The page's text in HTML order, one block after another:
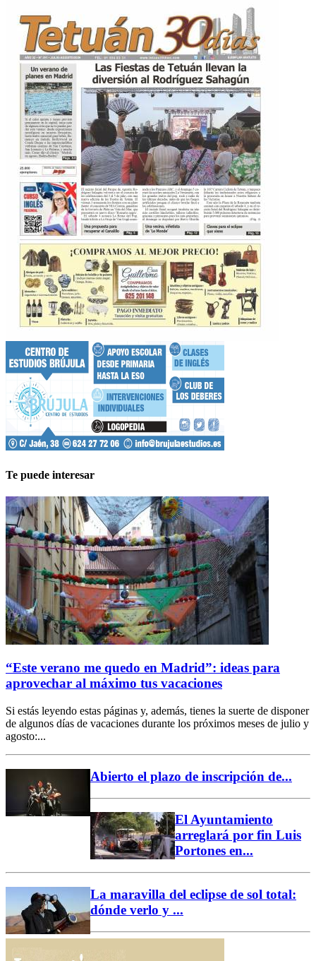
Te puede interesar
“Este verano me quedo en Madrid”: ideas para
aprovechar al máximo tus vacaciones
Si estás leyendo estas páginas y, además, tienes la suerte de disponer
de algunos días de vacaciones durante los próximos meses de julio y
agosto:...
Abierto el plazo de inscripción de...
El Ayuntamiento
arreglará por fin Luis
Portones en...
La maravilla del eclipse de sol total:
dónde verlo y ...